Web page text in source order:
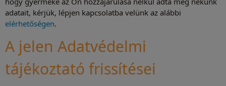
adatait, kérjük, lépjen kapcsolatba velünk az alábbi
elérhetőségen.
A jelen Adatvédelmi
tájékoztató frissítései